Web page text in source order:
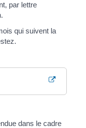
par lettre
qui suivent la
dans le cadre